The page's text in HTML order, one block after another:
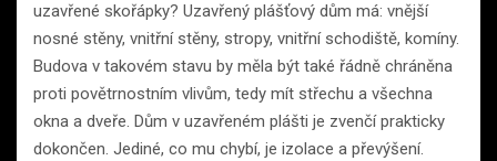
uzavřené skořápky? Uzavřený plášťový dům má: vnější
nosné stěny, vnitřní stěny, stropy, vnitřní schodiště, komíny.
Budova v takovém stavu by měla být také řádně chráněna
proti povětrnostním vlivům, tedy mít střechu a všechna
okna a dveře. Dům v uzavřeném plášti je zvenčí prakticky
dokončen. Jediné, co mu chybí, je izolace a převýšení.